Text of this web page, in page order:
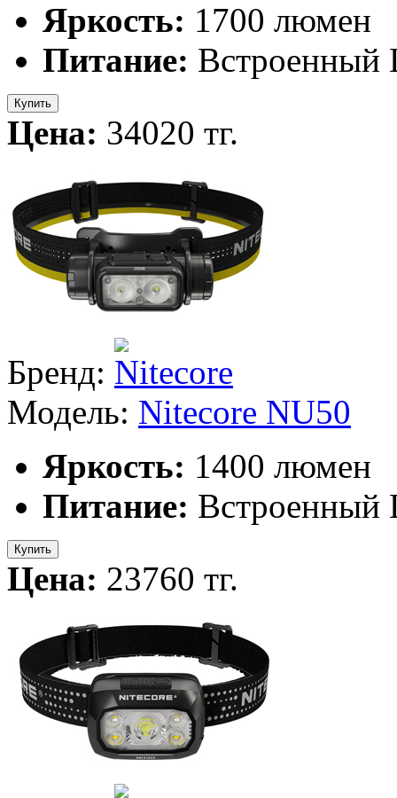
Яркость: 1700 люмен
Питание: Встроенный
Купить
Цена: 34020 тг.
Бренд:
Модель: Nitecore NU50
Яркость: 1400 люмен
Питание: Встроенный
Купить
Цена: 23760 тг.